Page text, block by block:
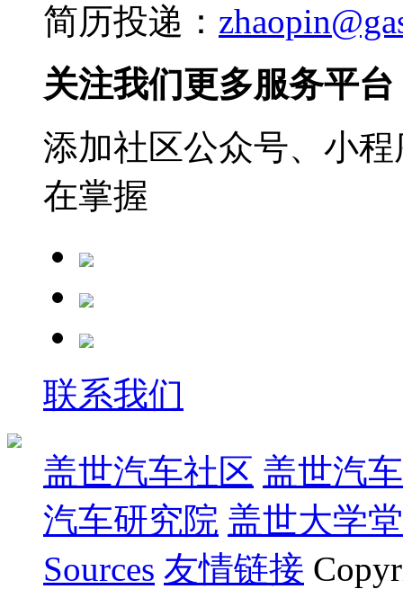
简历投递：
关注我们更多服务平台
添加社区公众号、小
在掌握
联系我们
盖世汽车社区 盖世汽
汽车研究院 盖世大学堂
Sources 友情链接